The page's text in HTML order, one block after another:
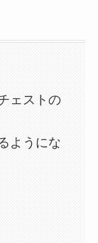
ェストの
ようにな